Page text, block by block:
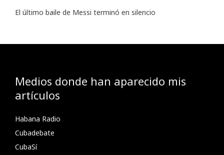
El último baile de Messi terminó en silencio
Medios donde han aparecido mis
artículos
Habana Radio
Cubadebate
CubaSí